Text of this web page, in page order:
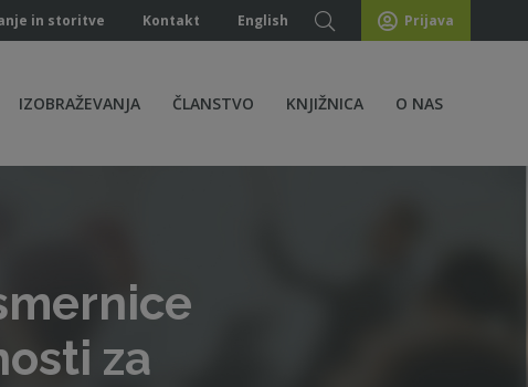
in storitve Kontakt English Prijava
IZOBRAŽEVANJA ČLANSTVO KNJIŽNICA O NAS
za